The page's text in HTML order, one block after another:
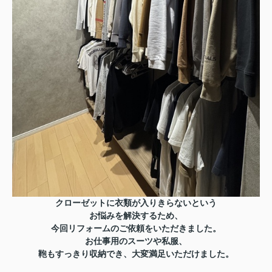
クローゼットに衣類が入りきらないという
お悩みを解決するため、
今回リフォームのご依頼をいただきました。
お仕事用のスーツや私服、
鞄もすっきり収納でき、大変満足いただけました。